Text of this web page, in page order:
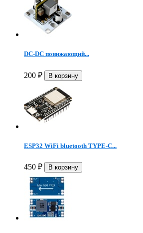
DC-DC понижающий...
200 ₽
ESP32 WiFi bluetooth TYPE-C...
450 ₽